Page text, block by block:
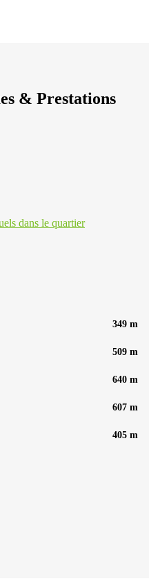
& Prestations
dans le quartier
349 m
509 m
640 m
607 m
405 m